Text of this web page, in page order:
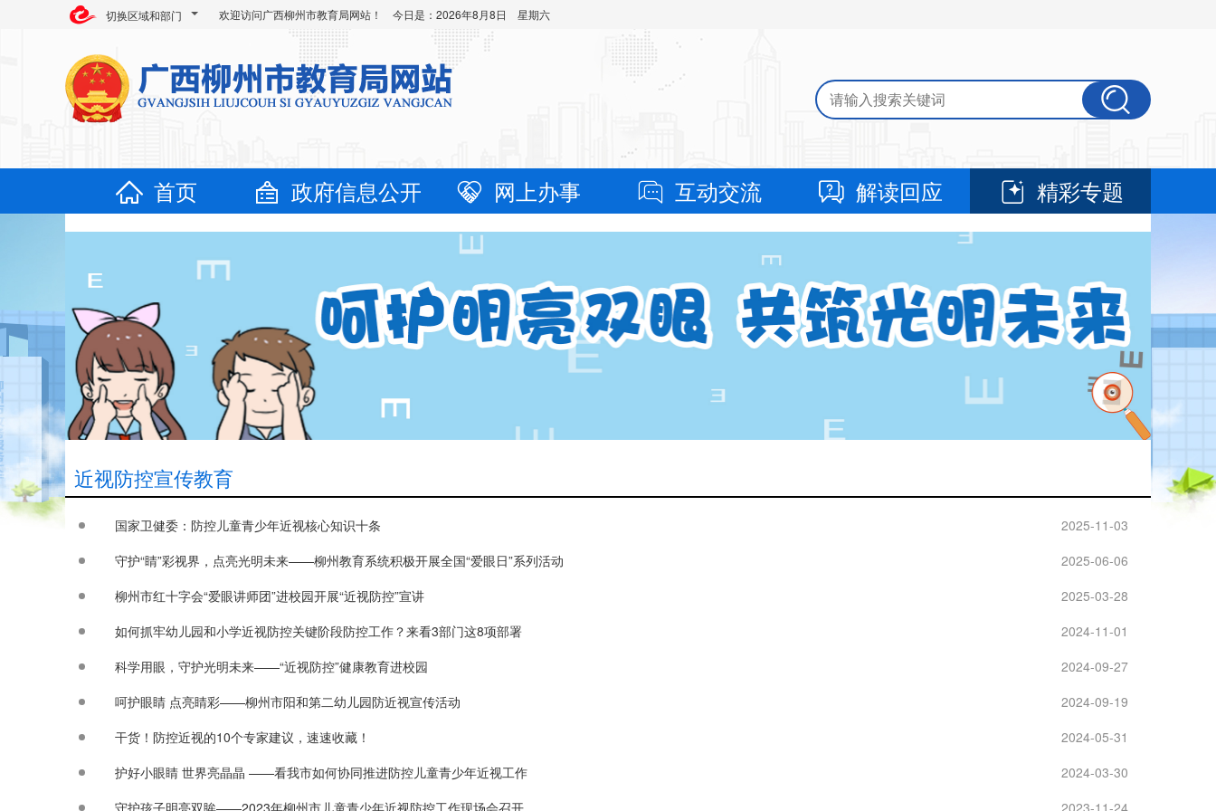
切换区域和部门 欢迎访问广西柳州市教育局网站！ 今日是： 2026年8月8日 星期六
首页 政府信息公开 网上办事 互动交流 解读回应 精彩专题
近视防控宣传教育
国家卫健委：防控儿童青少年近视核心知识十条
2025-11-03
守护“睛”彩视界，点亮光明未来——柳州教育系统积极开展全国“爱眼日”系列活动
2025-06-06
柳州市红十字会“爱眼讲师团”进校园开展“近视防控”宣讲
2025-03-28
如何抓牢幼儿园和小学近视防控关键阶段防控工作？来看3部门这8项部署
2024-11-01
科学用眼，守护光明未来——“近视防控”健康教育进校园
2024-09-27
呵护眼睛 点亮睛彩——柳州市阳和第二幼儿园防近视宣传活动
2024-09-19
干货！防控近视的10个专家建议，速速收藏！
2024-05-31
护好小眼睛 世界亮晶晶 ——看我市如何协同推进防控儿童青少年近视工作
2024-03-30
守护孩子明亮双眸——2023年柳州市儿童青少年近视防控工作现场会召开
2023-11-24